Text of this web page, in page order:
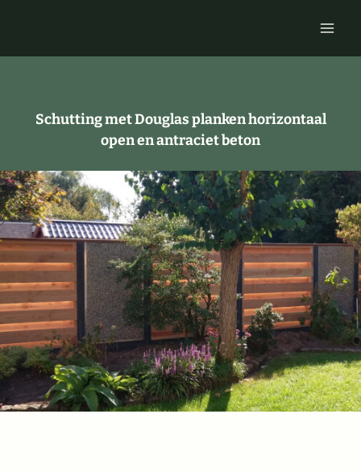
Schutting met Douglas planken horizontaal
open en antraciet beton